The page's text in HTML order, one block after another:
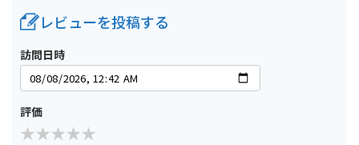
レビューを投稿する
訪問日時
評価